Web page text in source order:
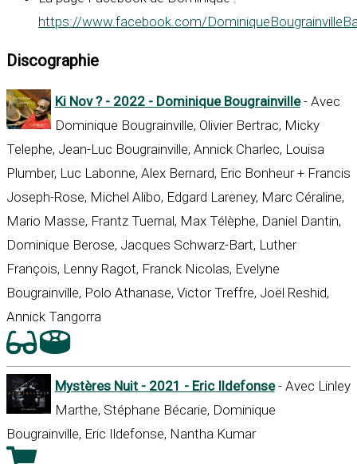
https://www.facebook.com/
Discographie
Ki Nov ? - 2022 - Dominique Bougrainville- Avec
Dominique Bougrainville, Olivier Bertrac, Micky
Telephe, Jean-Luc Bougrainville, Annick Charlec, Louisa
Plumber, Luc Labonne, Alex Bernard, Eric Bonheur + Francis
Joseph-Rose, Michel Alibo, Edgard Lareney, Marc Céraline,
Mario Masse, Frantz Tuernal, Max Télèphe, Daniel Dantin,
Dominique Berose, Jacques Schwarz-Bart, Luther
François, Lenny Ragot, Franck Nicolas, Evelyne
Bougrainville, Polo Athanase, Victor Treffre, Joël Reshid,
Annick Tangorra
Mystères Nuit - 2021 - Eric Ildefonse- Avec Linley
Marthe, Stéphane Bécarie, Dominique
Bougrainville, Eric Ildefonse, Nantha Kumar